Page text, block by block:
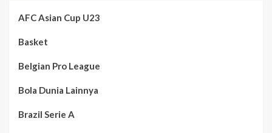
AFC Asian Cup U23
Basket
Belgian Pro League
Bola Dunia Lainnya
Brazil Serie A